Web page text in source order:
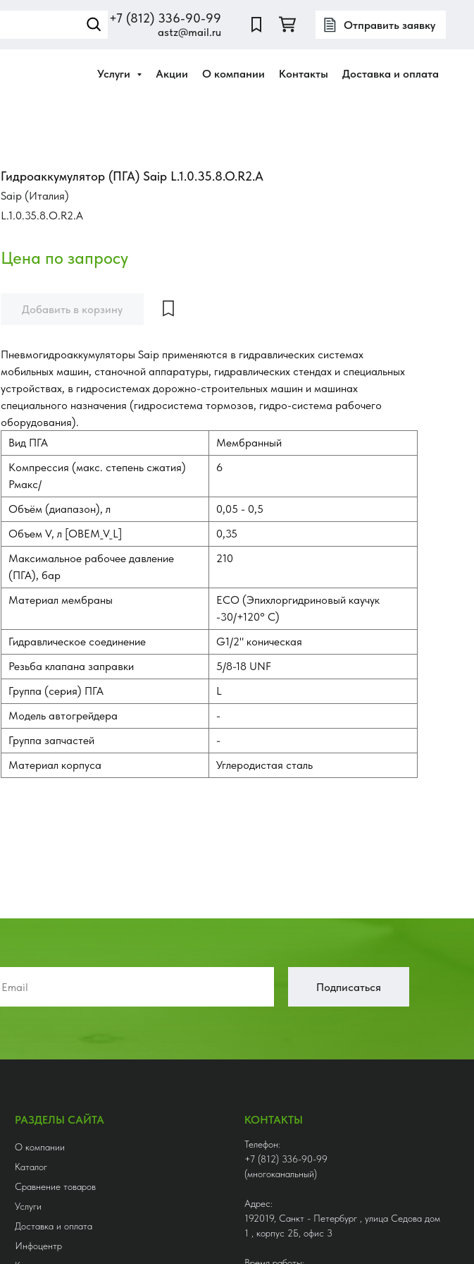
+7 (812) 336-90-99
astz@mail.ru
Отправить заявку
Услуги Акции О компании Контакты Доставка и оплата
Гидроаккумулятор (ПГА) Saip L.1.0.35.8.O.R2.A
Saip (Италия)
L.1.0.35.8.O.R2.A
Добавить в корзину
Пневмогидроаккумуляторы Saip применяются в гидравлических системах
мобильных машин, станочной аппаратуры, гидравлических стендах и специальных
устройствах, в гидросистемах дорожно-строительных машин и машинах
специального назначения (гидросистема тормозов, гидро-система рабочего
оборудования).
Вид ПГА
Мембранный
Компрессия (макс. степень сжатия)
Рмакс/
6
Объём (диапазон), л
0,05 - 0,5
Объем V, л [OBEM_V_L]
0,35
Максимальное рабочее давление
(ПГА), бар
210
Материал мембраны
ECO (Эпихлоргидриновый каучук
-30/+120° С)
Гидравлическое соединение
G1/2" коническая
Резьба клапана заправки
5/8-18 UNF
Группа (серия) ПГА
L
Модель автогрейдера
-
Группа запчастей
-
Материал корпуса
Углеродистая сталь
Подписаться
РАЗДЕЛЫ САЙТА
О компании
Каталог
Сравнение товаров
Услуги
Доставка и оплата
Инфоцентр
КОНТАКТЫ
Телефон:
+7 (812) 336-90-99
(многоканальный)
Адрес:
192019, Санкт - Петербург , улица Седова дом
1 , корпус 2Б, офис 3